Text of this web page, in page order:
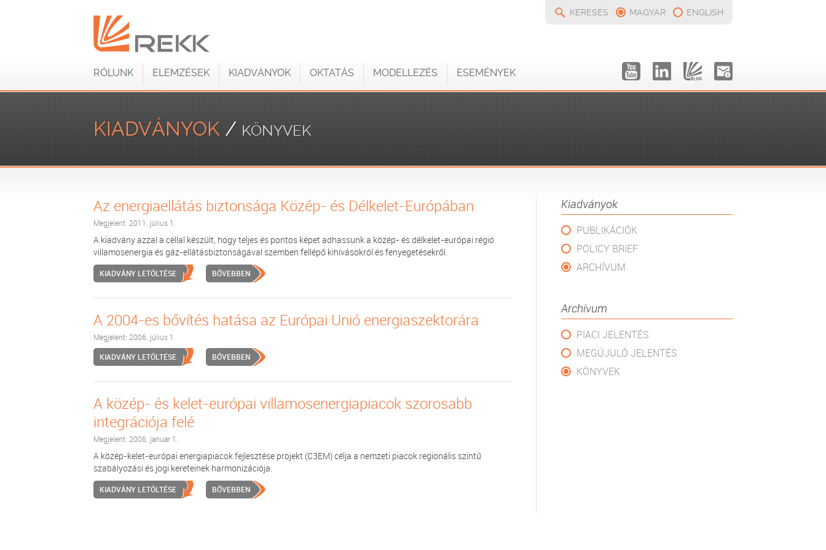
KERESÉS MAGYAR ENGLISH
RÓLUNK ELEMZÉSEK KIADVÁNYOK OKTATÁS MODELLEZÉS ESEMÉNYEK
KIADVÁNYOK / KÖNYVEK
Kiadványok
PUBLIKÁCIÓK
POLICY BRIEF
ARCHÍVUM
Archívum
PIACI JELENTÉS
MEGÚJULÓ JELENTÉS
KÖNYVEK
Az energiaellátás biztonsága Közép- és Délkelet-Európában
Megjelent: 2011. július 1.
A kiadvány azzal a céllal készült, hogy teljes és pontos képet adhassunk a közép- és délkelet-európai régió
villamosenergia és gáz-ellátásbiztonságával szemben fellépő kihívásokról és fenyegetésekről.
KIADVÁNY LETÖLTÉSE BŐVEBBEN
A 2004-es bővítés hatása az Európai Unió energiaszektorára
Megjelent: 2006. július 1.
KIADVÁNY LETÖLTÉSE
BŐVEBBEN
A közép- és kelet-európai villamosenergiapiacok szorosabb
integrációja felé
Megjelent: 2006. január 1.
A közép-kelet-európai energiapiacok fejlesztése projekt (C3EM) célja a nemzeti piacok regionális szintű
szabályozási és jogi kereteinek harmonizációja.
KIADVÁNY LETÖLTÉSE BŐVEBBEN